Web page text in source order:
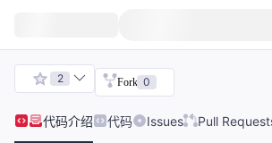
2 Fork 0
代码介绍 代码 Issues Pull